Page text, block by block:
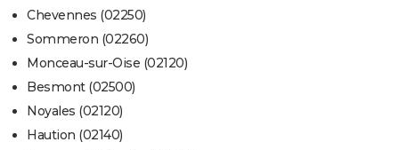
Chevennes (02250)
Sommeron (02260)
Monceau-sur-Oise (02120)
Besmont (02500)
Noyales (02120)
Haution (02140)